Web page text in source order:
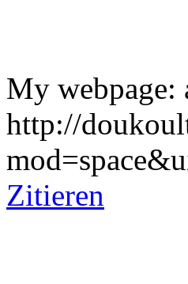
My webpage:
http://
Zitieren